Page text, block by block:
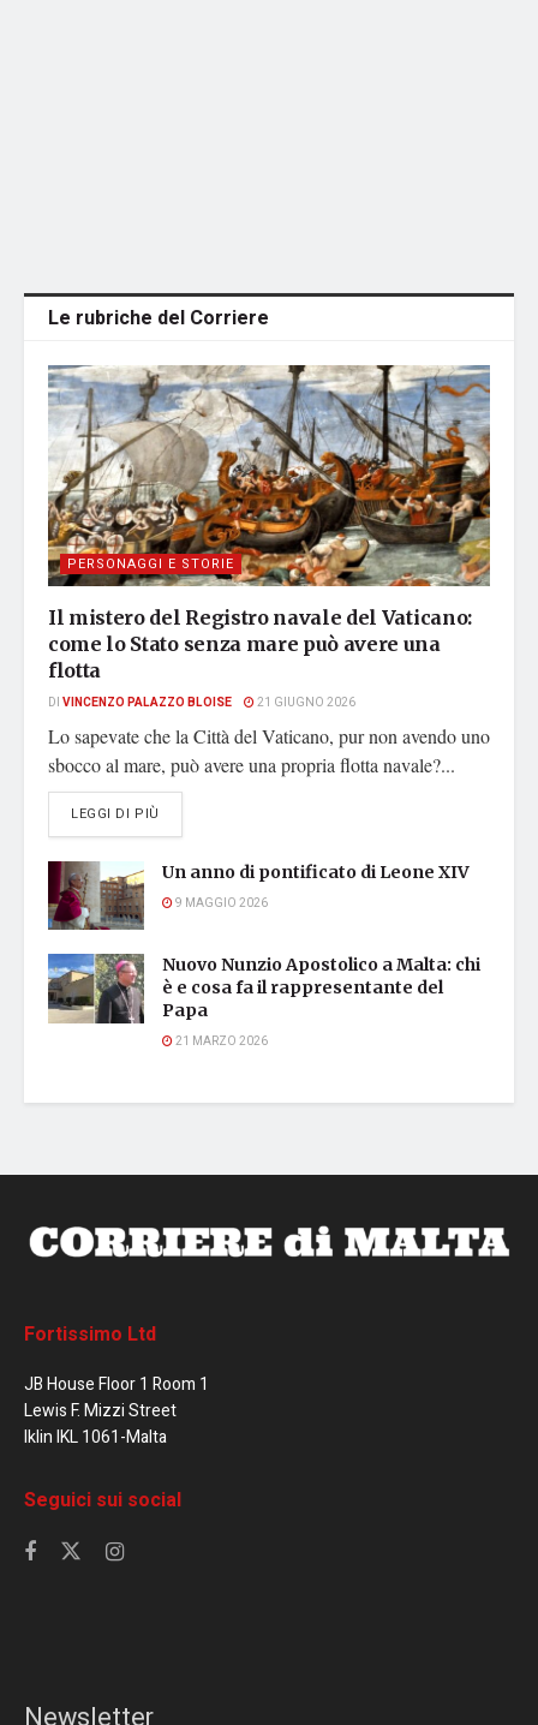
Le rubriche del Corriere
PERSONAGGI E STORIE
Il mistero del Registro navale del Vaticano:
come lo Stato senza mare può avere una
flotta
DI VINCENZO PALAZZO BLOISE 21 GIUGNO 2026
Lo sapevate che la Città del Vaticano, pur non avendo uno
sbocco al mare, può avere una propria flotta navale?...
LEGGI DI PIÙ
Un anno di pontificato di Leone XIV
9 MAGGIO 2026
Nuovo Nunzio Apostolico a Malta: chi
è e cosa fa il rappresentante del
Papa
21 MARZO 2026
Fortissimo Ltd
JB House Floor 1 Room 1
Lewis F. Mizzi Street
Iklin IKL 1061-Malta
Seguici sui social